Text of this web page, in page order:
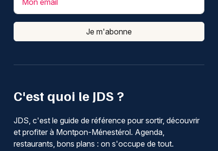
C'est quoi le JDS ?
JDS, c'est le guide de référence pour sortir, découvrir
et profiter à Montpon-Ménestérol. Agenda,
restaurants, bons plans : on s'occupe de tout.
Mon email
Je m'abonne